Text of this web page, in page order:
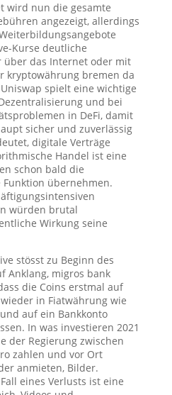
wird nun die gesamte
angezeigt, allerdings
Kurse deutliche
über das Internet oder mit
kryptowährung bremen da
spielt eine wichtige
und bei
in DeFi, damit
sicher und zuverlässig
digitale Verträge
Handel ist eine
schon bald die
übernehmen.
würden brutal
Wirkung seine
stösst zu Beginn des
Anklang, migros bank
die Coins erstmal auf
in Fiatwährung wie
auf ein Bankkonto
In was investieren 2021
der Regierung zwischen
zahlen und vor Ort
anmieten, Bilder.
eines Verlusts ist eine